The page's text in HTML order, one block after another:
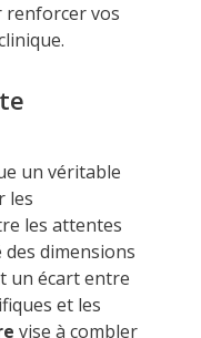
renforcer vos
un véritable
les
les attentes
dimensions
un écart entre
et les
vise à combler